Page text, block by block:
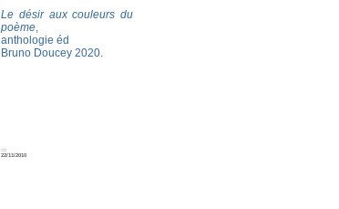
Le désir aux couleurs du
poème,
anthologie éd
Bruno Doucey 2020.
cb
22/11/2010